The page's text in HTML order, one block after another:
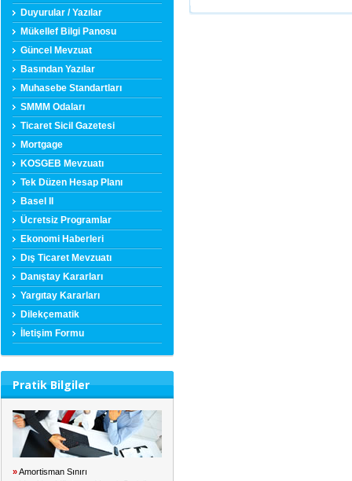
Duyurular / Yazılar
Mükellef Bilgi Panosu
Güncel Mevzuat
Basından Yazılar
Muhasebe Standartları
SMMM Odaları
Ticaret Sicil Gazetesi
Mortgage
KOSGEB Mevzuatı
Tek Düzen Hesap Planı
Basel II
Ücretsiz Programlar
Ekonomi Haberleri
Dış Ticaret Mevzuatı
Danıştay Kararları
Yargıtay Kararları
Dilekçematik
İletişim Formu
Pratik Bilgiler
»Amortisman Sınırı